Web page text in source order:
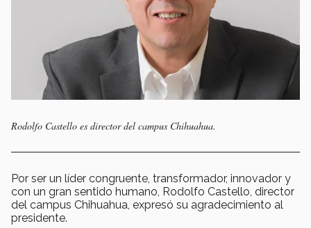
Rodolfo Castello es director del campus Chihuahua.
Por ser un líder congruente, transformador, innovador y
con un gran sentido humano, Rodolfo Castello, director
del campus Chihuahua, expresó su agradecimiento al
presidente.